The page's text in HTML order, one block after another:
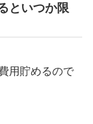
といつか限
用貯めるので